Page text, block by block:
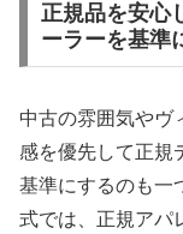
正規品を安心
ーラーを基準
中古の雰囲気やヴ
感を優先して正規
基準にするのも一
式では、正規アパ